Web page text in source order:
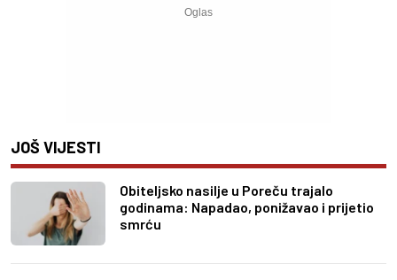
JOŠ VIJESTI
Obiteljsko nasilje u Poreču trajalo
godinama: Napadao, ponižavao i prijetio
smrću